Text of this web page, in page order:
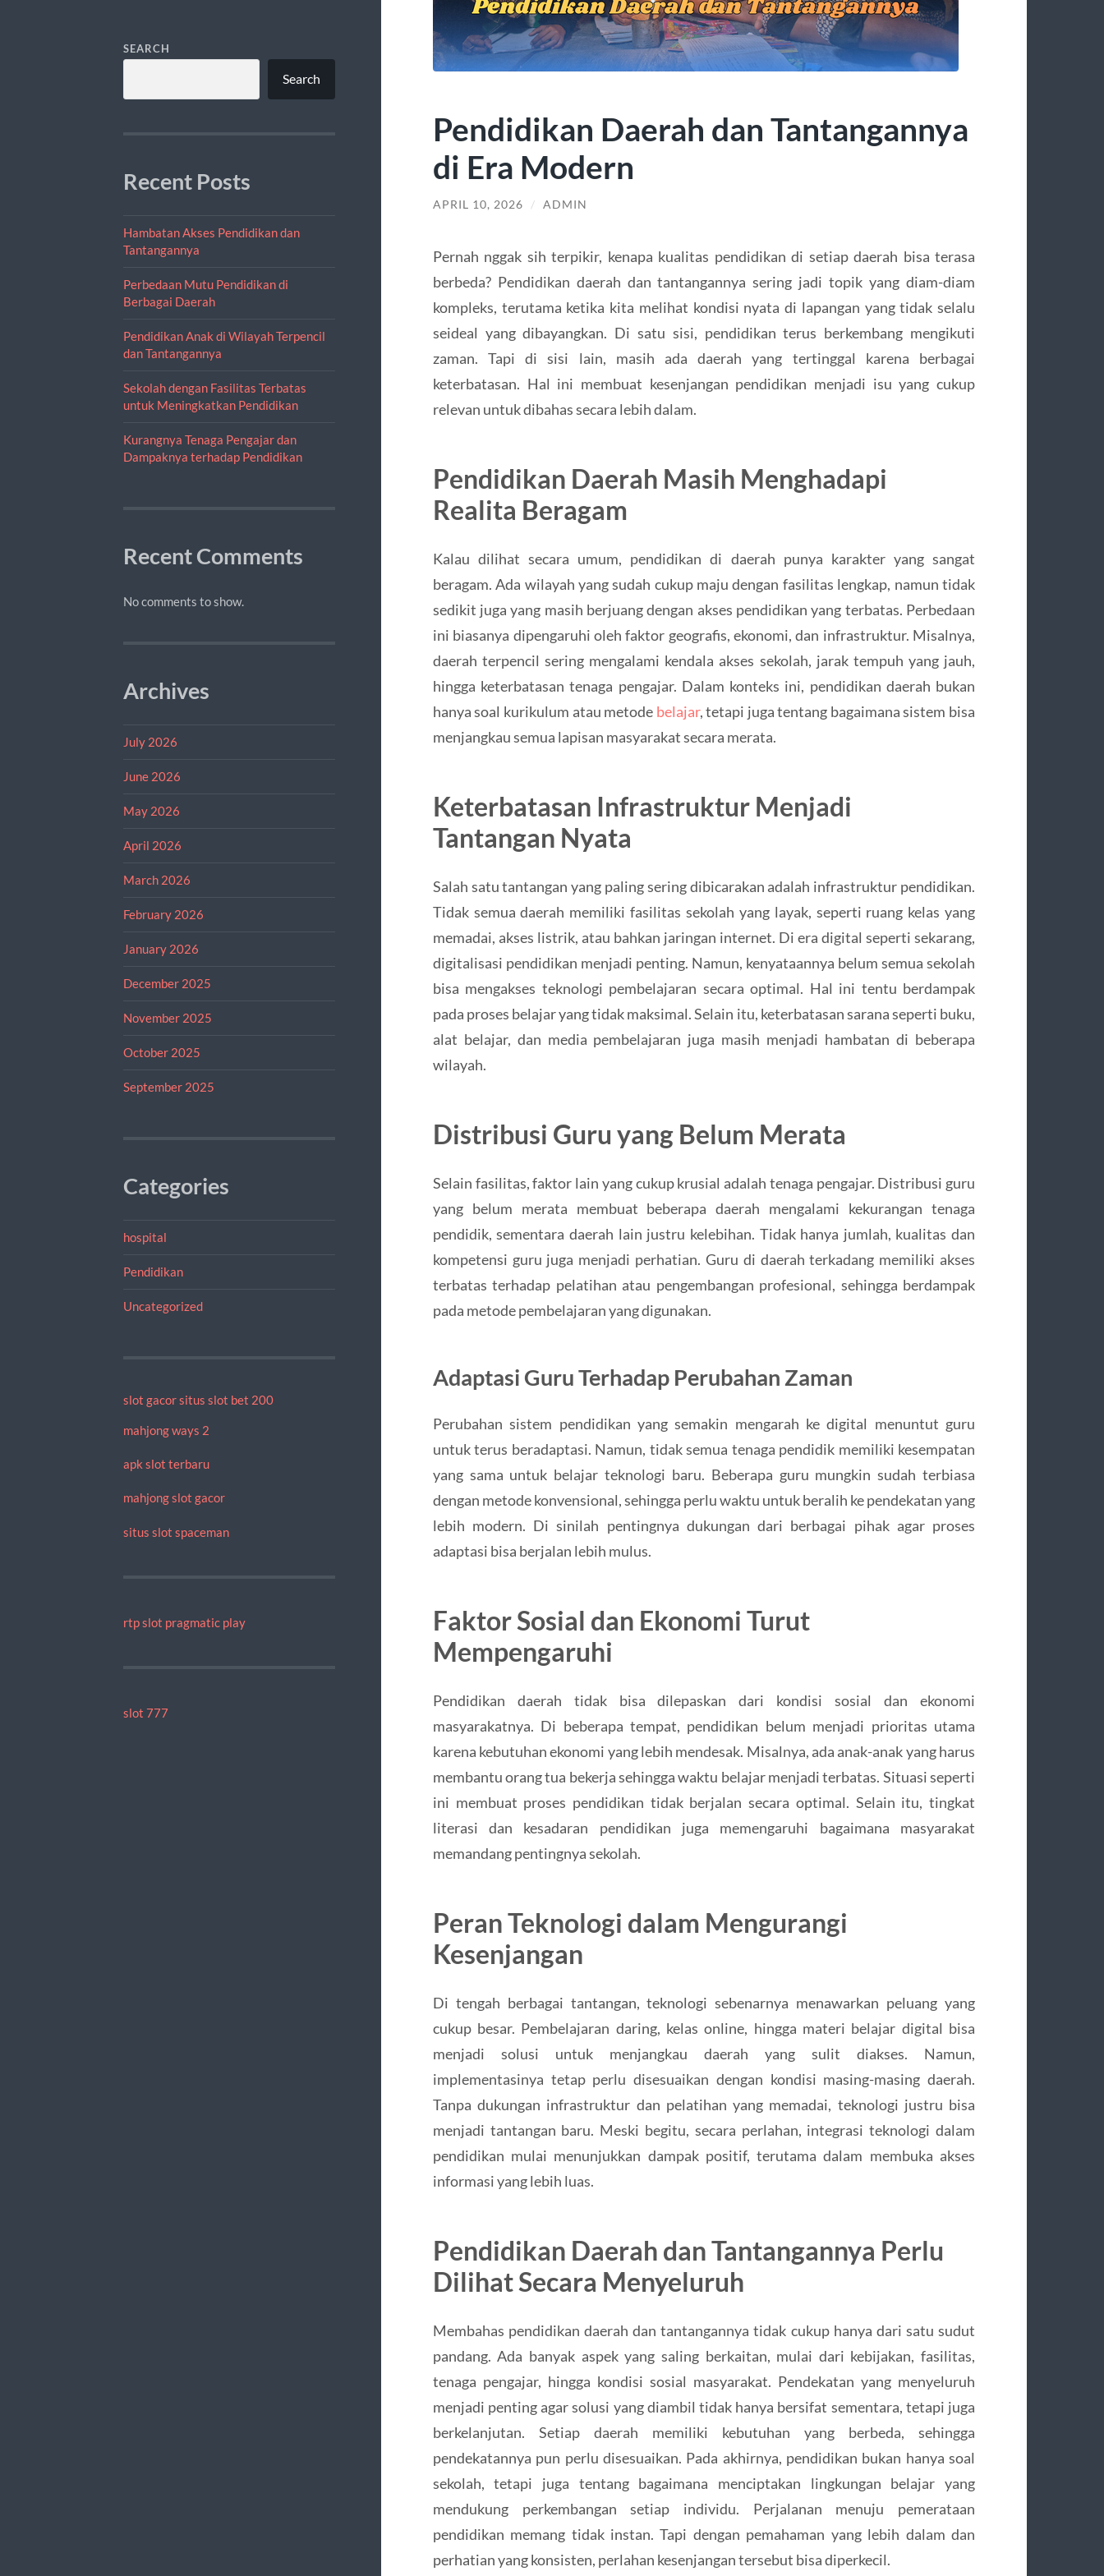
SEARCH
Search
Recent Posts
Hambatan Akses Pendidikan dan
Tantangannya
Perbedaan Mutu Pendidikan di
Berbagai Daerah
Pendidikan Anak di Wilayah Terpencil
dan Tantangannya
Sekolah dengan Fasilitas Terbatas
untuk Meningkatkan Pendidikan
Kurangnya Tenaga Pengajar dan
Dampaknya terhadap Pendidikan
Recent Comments
No comments to show.
Archives
July 2026
June 2026
May 2026
April 2026
March 2026
February 2026
January 2026
December 2025
November 2025
October 2025
September 2025
Categories
hospital
Pendidikan
Uncategorized
slot gacorsitus slot bet 200
mahjong ways 2
apk slot terbaru
mahjong slot gacor
situs slot spaceman
rtp slot pragmatic play
slot 777
Pendidikan Daerah dan Tantangannya
di Era Modern
APRIL 10, 2026 / ADMIN
Pernah nggak sih terpikir, kenapa kualitas pendidikan di setiap daerah bisa terasa
berbeda? Pendidikan daerah dan tantangannya sering jadi topik yang diam-diam
kompleks, terutama ketika kita melihat kondisi nyata di lapangan yang tidak selalu
seideal yang dibayangkan. Di satu sisi, pendidikan terus berkembang mengikuti
zaman. Tapi di sisi lain, masih ada daerah yang tertinggal karena berbagai
keterbatasan. Hal ini membuat kesenjangan pendidikan menjadi isu yang cukup
relevan untuk dibahas secara lebih dalam.
Pendidikan Daerah Masih Menghadapi
Realita Beragam
Kalau dilihat secara umum, pendidikan di daerah punya karakter yang sangat
beragam. Ada wilayah yang sudah cukup maju dengan fasilitas lengkap, namun tidak
sedikit juga yang masih berjuang dengan akses pendidikan yang terbatas. Perbedaan
ini biasanya dipengaruhi oleh faktor geografis, ekonomi, dan infrastruktur. Misalnya,
daerah terpencil sering mengalami kendala akses sekolah, jarak tempuh yang jauh,
hingga keterbatasan tenaga pengajar. Dalam konteks ini, pendidikan daerah bukan
hanya soal kurikulum atau metode belajar, tetapi juga tentang bagaimana sistem bisa
menjangkau semua lapisan masyarakat secara merata.
Keterbatasan Infrastruktur Menjadi
Tantangan Nyata
Salah satu tantangan yang paling sering dibicarakan adalah infrastruktur pendidikan.
Tidak semua daerah memiliki fasilitas sekolah yang layak, seperti ruang kelas yang
memadai, akses listrik, atau bahkan jaringan internet. Di era digital seperti sekarang,
digitalisasi pendidikan menjadi penting. Namun, kenyataannya belum semua sekolah
bisa mengakses teknologi pembelajaran secara optimal. Hal ini tentu berdampak
pada proses belajar yang tidak maksimal. Selain itu, keterbatasan sarana seperti buku,
alat belajar, dan media pembelajaran juga masih menjadi hambatan di beberapa
wilayah.
Distribusi Guru yang Belum Merata
Selain fasilitas, faktor lain yang cukup krusial adalah tenaga pengajar. Distribusi guru
yang belum merata membuat beberapa daerah mengalami kekurangan tenaga
pendidik, sementara daerah lain justru kelebihan. Tidak hanya jumlah, kualitas dan
kompetensi guru juga menjadi perhatian. Guru di daerah terkadang memiliki akses
terbatas terhadap pelatihan atau pengembangan profesional, sehingga berdampak
pada metode pembelajaran yang digunakan.
Adaptasi Guru Terhadap Perubahan Zaman
Perubahan sistem pendidikan yang semakin mengarah ke digital menuntut guru
untuk terus beradaptasi. Namun, tidak semua tenaga pendidik memiliki kesempatan
yang sama untuk belajar teknologi baru. Beberapa guru mungkin sudah terbiasa
dengan metode konvensional, sehingga perlu waktu untuk beralih ke pendekatan yang
lebih modern. Di sinilah pentingnya dukungan dari berbagai pihak agar proses
adaptasi bisa berjalan lebih mulus.
Faktor Sosial dan Ekonomi Turut
Mempengaruhi
Pendidikan daerah tidak bisa dilepaskan dari kondisi sosial dan ekonomi
masyarakatnya. Di beberapa tempat, pendidikan belum menjadi prioritas utama
karena kebutuhan ekonomi yang lebih mendesak. Misalnya, ada anak-anak yang harus
membantu orang tua bekerja sehingga waktu belajar menjadi terbatas. Situasi seperti
ini membuat proses pendidikan tidak berjalan secara optimal. Selain itu, tingkat
literasi dan kesadaran pendidikan juga memengaruhi bagaimana masyarakat
memandang pentingnya sekolah.
Peran Teknologi dalam Mengurangi
Kesenjangan
Di tengah berbagai tantangan, teknologi sebenarnya menawarkan peluang yang
cukup besar. Pembelajaran daring, kelas online, hingga materi belajar digital bisa
menjadi solusi untuk menjangkau daerah yang sulit diakses. Namun,
implementasinya tetap perlu disesuaikan dengan kondisi masing-masing daerah.
Tanpa dukungan infrastruktur dan pelatihan yang memadai, teknologi justru bisa
menjadi tantangan baru. Meski begitu, secara perlahan, integrasi teknologi dalam
pendidikan mulai menunjukkan dampak positif, terutama dalam membuka akses
informasi yang lebih luas.
Pendidikan Daerah dan Tantangannya Perlu
Dilihat Secara Menyeluruh
Membahas pendidikan daerah dan tantangannya tidak cukup hanya dari satu sudut
pandang. Ada banyak aspek yang saling berkaitan, mulai dari kebijakan, fasilitas,
tenaga pengajar, hingga kondisi sosial masyarakat. Pendekatan yang menyeluruh
menjadi penting agar solusi yang diambil tidak hanya bersifat sementara, tetapi juga
berkelanjutan. Setiap daerah memiliki kebutuhan yang berbeda, sehingga
pendekatannya pun perlu disesuaikan. Pada akhirnya, pendidikan bukan hanya soal
sekolah, tetapi juga tentang bagaimana menciptakan lingkungan belajar yang
mendukung perkembangan setiap individu. Perjalanan menuju pemerataan
pendidikan memang tidak instan. Tapi dengan pemahaman yang lebih dalam dan
perhatian yang konsisten, perlahan kesenjangan tersebut bisa diperkecil.